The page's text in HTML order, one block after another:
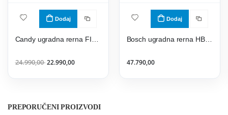
Dodaj
24.990,0022.990,00
Dodaj
Bosch ugradna rerna HBF114BS1
47.790,00
PREPORUČENI PROIZVODI